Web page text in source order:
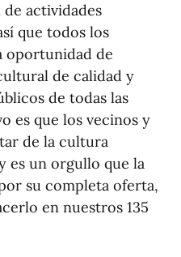
actividades
que todos los
oportunidad de
de calidad y
de todas las
es que los vecinos y
de la cultura
es un orgullo que la
su completa oferta,
en nuestros 135